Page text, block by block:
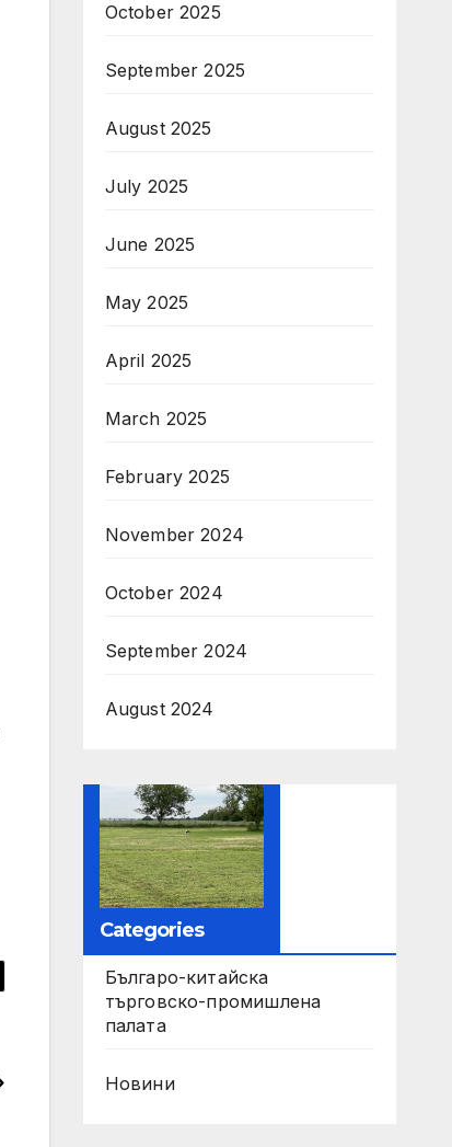
October 2025
September 2025
August 2025
July 2025
June 2025
May 2025
April 2025
March 2025
February 2025
November 2024
October 2024
September 2024
August 2024
Categories
Българо-китайска
търговско-промишлена
палата
Новини